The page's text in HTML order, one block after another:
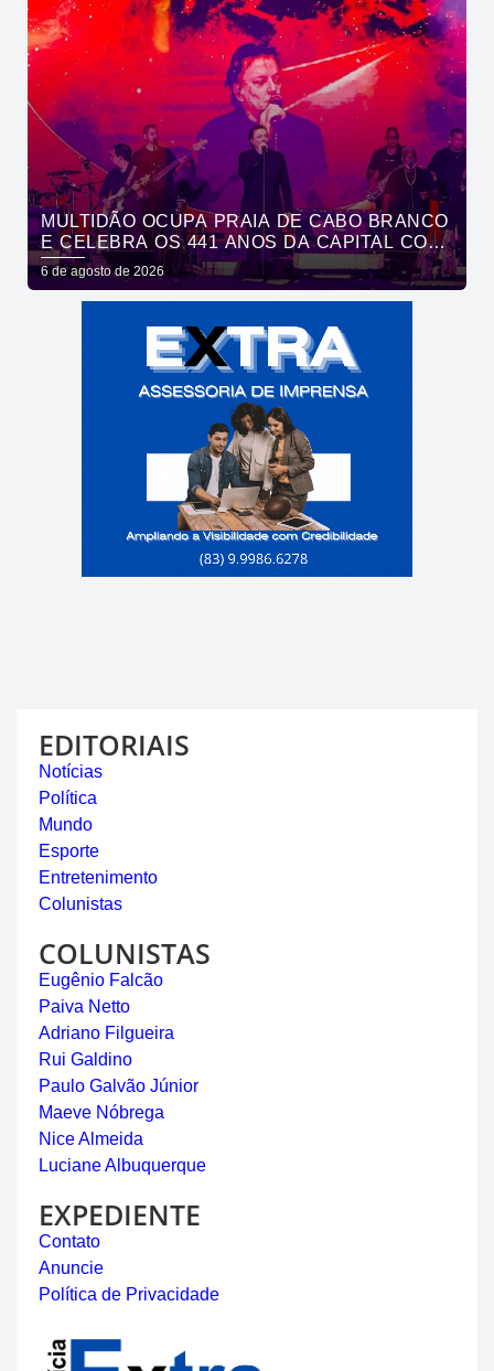
MULTIDÃO OCUPA PRAIA DE CABO BRANCO
E CELEBRA OS 441 ANOS DA CAPITAL COM
SHOWS DE ROUPA NOVA E FÁBIO JR
6 de agosto de 2026
EDITORIAIS
Notícias
Política
Mundo
Esporte
Entretenimento
Colunistas
COLUNISTAS
Eugênio Falcão
Paiva Netto
Adriano Filgueira
Rui Galdino
Paulo Galvão Júnior
Maeve Nóbrega
Nice Almeida
Luciane Albuquerque
EXPEDIENTE
Contato
Anuncie
Política de Privacidade